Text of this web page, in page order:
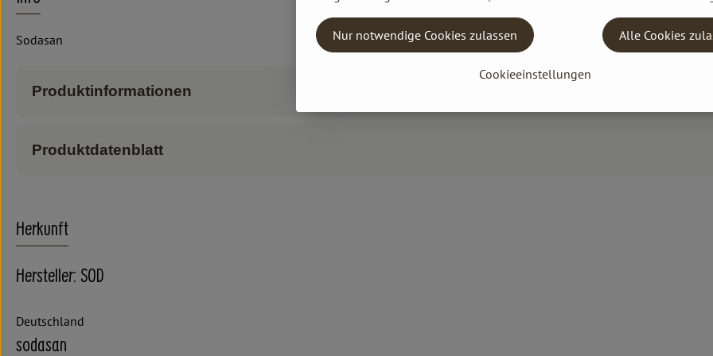
Sodasan
Produktinformationen
Produktdatenblatt
Herkunft
Hersteller: SOD
Deutschland
sodasan
Cookieeinstellungen
Nur notwendige Cookies zulassen Alle Cookies